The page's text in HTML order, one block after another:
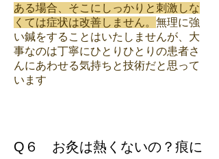
ある場合、そこにしっかりと刺激しな
くては症状は改善しません。 無理に強
い鍼をすることはいたしませんが、大
事なのは丁寧にひとりひとりの患者さ
んにあわせる気持ちと技術だと思って
います
Q６ お灸は熱くないの？痕に